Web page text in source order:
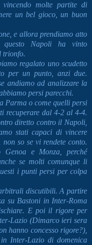
molte partite di
un bel gioco, un buon
e allora prendiamo atto
questo Napoli ha vinto
trionfo.
regalato uno scudetto
per un punto, anzi due.
andiamo ad analizzare la
persi parecchi.
Parma o come quelli persi
recuperare dal 4-2 al 4-4.
diretto contro il Napoli,
stati capaci di vincere
so se vi rendete conto.
e Monza, perché
se molti comunque li
i punti persi per colpa
discutibili. A partire
su Bastoni in Inter-Roma
E poi il rigore per
Lazio (Dimarco ieri sera
hanno concesso rigore?),
Inter-Lazio di domenica